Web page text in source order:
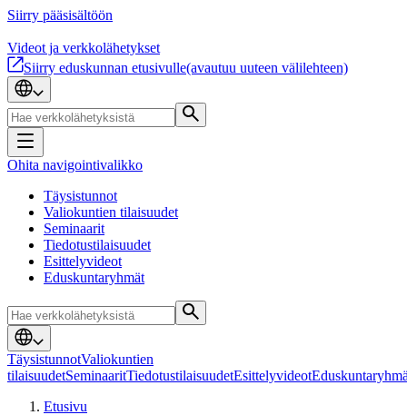
Siirry pääsisältöön
Videot ja verkkolähetykset
Siirry eduskunnan etusivulle(avautuu uuteen välilehteen)
Ohita navigointivalikko
Täysistunnot
Valiokuntien tilaisuudet
Seminaarit
Tiedotustilaisuudet
Esittelyvideot
Eduskuntaryhmät
TäysistunnotValiokuntien
tilaisuudetSeminaaritTiedotustilaisuudetEsittelyvideot
Etusivu